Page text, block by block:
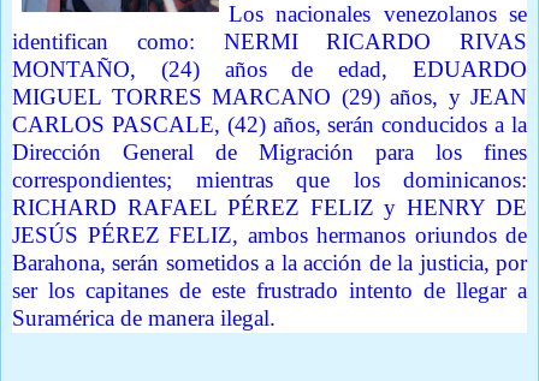
Los nacionales venezolanos se
identifican como: NERMI RICARDO RIVAS
MONTAÑO, (24) años de edad, EDUARDO
MIGUEL TORRES MARCANO (29) años, y JEAN
CARLOS PASCALE, (42) años, serán conducidos a la
Dirección General de Migración para los fines
correspondientes; mientras que los dominicanos:
RICHARD RAFAEL PÉREZ FELIZ y HENRY DE
JESÚS PÉREZ FELIZ, ambos hermanos oriundos de
Barahona, serán sometidos a la acción de la justicia, por
ser los capitanes de este frustrado intento de llegar a
Suramérica de manera ilegal.